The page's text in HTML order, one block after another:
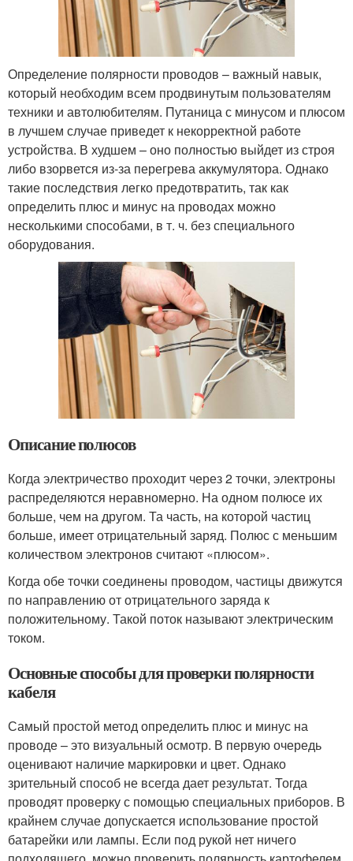
Определение полярности проводов – важный навык,
который необходим всем продвинутым пользователям
техники и автолюбителям. Путаница с минусом и плюсом
в лучшем случае приведет к некорректной работе
устройства. В худшем – оно полностью выйдет из строя
либо взорвется из-за перегрева аккумулятора. Однако
такие последствия легко предотвратить, так как
определить плюс и минус на проводах можно
несколькими способами, в т. ч. без специального
оборудования.
Описание полюсов
Когда электричество проходит через 2 точки, электроны
распределяются неравномерно. На одном полюсе их
больше, чем на другом. Та часть, на которой частиц
больше, имеет отрицательный заряд. Полюс с меньшим
количеством электронов считают «плюсом».
Когда обе точки соединены проводом, частицы движутся
по направлению от отрицательного заряда к
положительному. Такой поток называют электрическим
током.
Основные способы для проверки полярности
кабеля
Самый простой метод определить плюс и минус на
проводе – это визуальный осмотр. В первую очередь
оценивают наличие маркировки и цвет. Однако
зрительный способ не всегда дает результат. Тогда
проводят проверку с помощью специальных приборов. В
крайнем случае допускается использование простой
батарейки или лампы. Если под рукой нет ничего